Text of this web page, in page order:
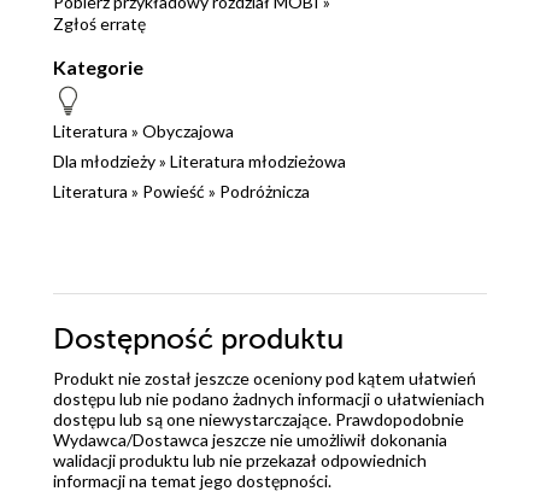
Zgłoś erratę
Kategorie
Literatura » Obyczajowa
Dla młodzieży» Literatura młodzieżowa
Literatura » Powieść » Podróżnicza
Dostępność produktu
Produkt nie został jeszcze oceniony pod kątem ułatwień
dostępu lub nie podano żadnych informacji o ułatwieniach
dostępu lub są one niewystarczające. Prawdopodobnie
Wydawca/Dostawca jeszcze nie umożliwił dokonania
walidacji produktu lub nie przekazał odpowiednich
informacji na temat jego dostępności.